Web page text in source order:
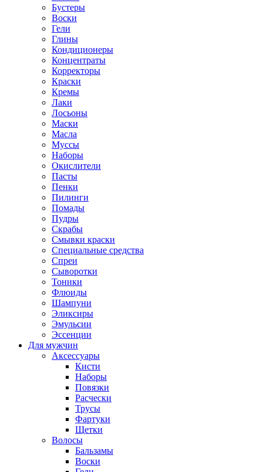
Бустеры
Воски
Гели
Глины
Кондиционеры
Концентраты
Корректоры
Краски
Кремы
Лаки
Лосьоны
Маски
Масла
Муссы
Наборы
Окислители
Пасты
Пенки
Пилинги
Помады
Пудры
Скрабы
Смывки краски
Специальные средства
Спреи
Сыворотки
Тоники
Флюиды
Шампуни
Эликсиры
Эмульсии
Эссенции
Для мужчин
Аксессуары
Кисти
Наборы
Повязки
Расчески
Трусы
Фартуки
Щетки
Волосы
Бальзамы
Воски